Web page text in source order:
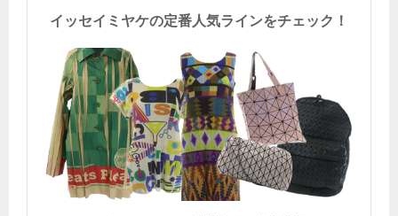
イッセイミヤケの定番人気ラインをチェック！